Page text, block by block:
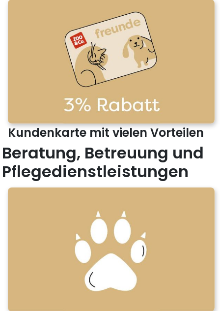
Kundenkarte mit vielen Vorteilen
Beratung, Betreuung und
Pflegedienstleistungen